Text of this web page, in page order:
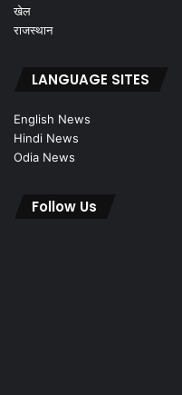
खेल
राजस्थान
LANGUAGE SITES
English News
Hindi News
Odia News
Follow Us